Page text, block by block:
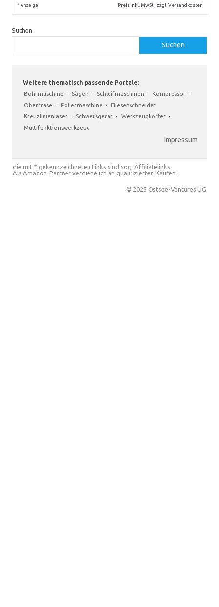
* Anzeige Preis inkl. MwSt., zzgl. Versandkosten
Suchen
Suchen
Weitere thematisch passende Portale:
Bohrmaschine · Sägen · Schleifmaschinen · Kompressor ·
Oberfräse · Poliermaschine ·
Fliesenschneider
Kreuzlinienlaser · Schweißgerät · Werkzeugkoffer ·
Multifunktionswerkzeug
Impressum
die mit * gekennzeichneten Links sind sog. Affiliatelinks.
Als Amazon-Partner verdiene ich an qualifizierten Käufen!
© 2025 Ostsee-Ventures UG